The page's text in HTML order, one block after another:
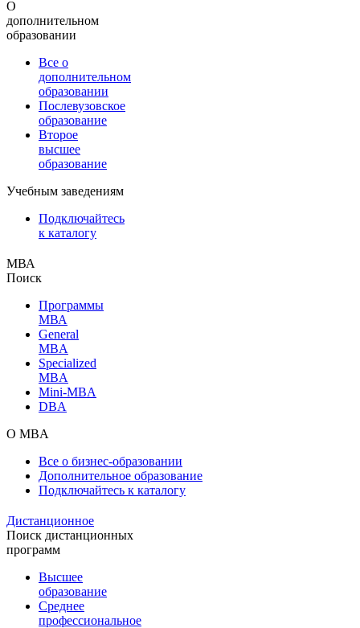
О
дополнительном
образовании
Все о
дополнительном
образовании
Послевузовское
образование
Второе
высшее
образование
Учебным заведениям
Подключайтесь
к каталогу
МВА
Поиск
Программы
МВА
General
MBA
Specialized
MBA
Mini-MBA
DBA
О MBA
Все о бизнес-образовании
Дополнительное образование
Подключайтесь к каталогу
Дистанционное
Поиск дистанционных
программ
Высшее
образование
Среднее
профессиональное